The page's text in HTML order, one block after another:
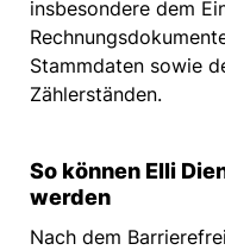
insbesondere dem
Stammdaten sowie
Zählerständen.
So können Elli
werden
Nach dem